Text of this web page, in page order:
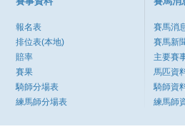
報名表
排位表(本地)
賠率
賽果
騎師分場表
練馬師分場表
賽馬消
賽馬新
主要賽
馬匹資
騎師資
練馬師